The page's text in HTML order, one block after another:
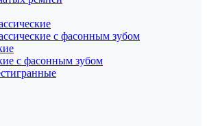
с фасонным зубом
с фасонным зубом